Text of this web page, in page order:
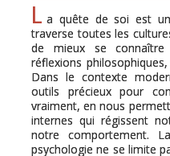
L a quête de soi est
traverse toutes les
de mieux se
réflexions
Dans le contexte
outils précieux pour
vraiment, en nous
internes qui régissent
notre comportement.
psychologie ne se limite